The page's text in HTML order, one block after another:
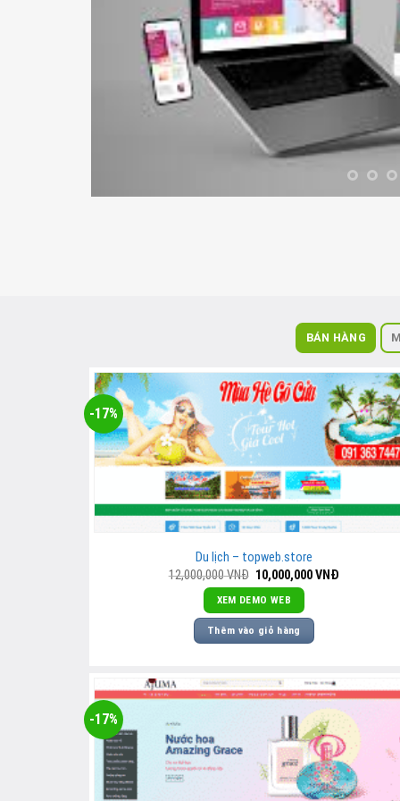
BÁN HÀNG
-17%
Du lịch – topweb.store
12,000,000VNĐ Giá
gốc
là:
12,000,000
VNĐ.
10,000,000VNĐGiá
XEM DEMO WEB
Thêm vào giỏ hàng
-17%